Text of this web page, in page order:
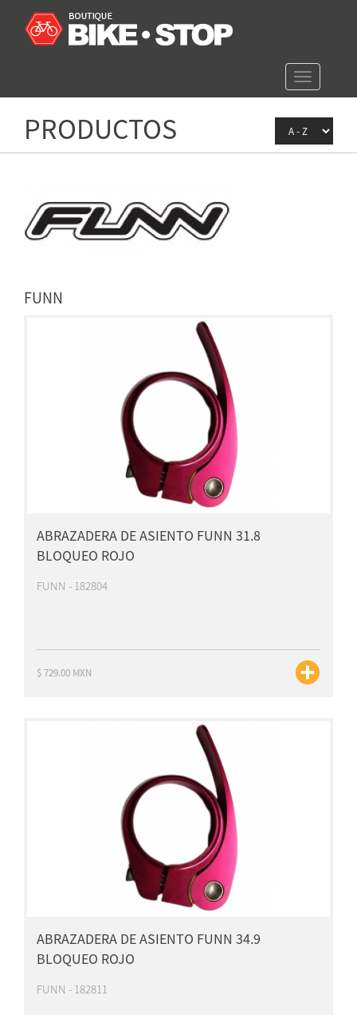
Toggle
navigation
PRODUCTOS
FUNN
ABRAZADERA DE ASIENTO FUNN 31.8
BLOQUEO ROJO
FUNN - 182804
$ 729.00 MXN
ABRAZADERA DE ASIENTO FUNN 34.9
BLOQUEO ROJO
FUNN - 182811